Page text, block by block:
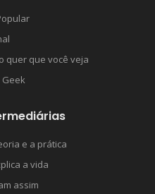
quer que você veja
Geek
e a prática
a vida
assim